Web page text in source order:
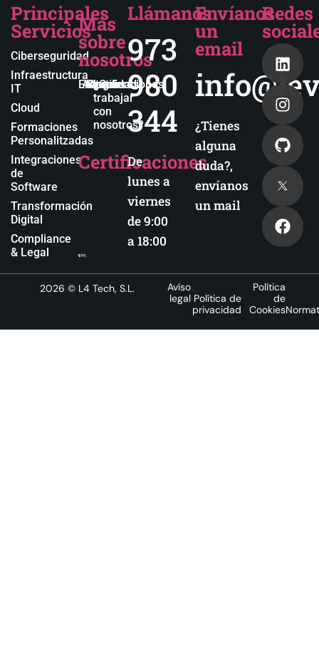
Principales
Servicios
Ciberseguridad
Infraestructura
IT
Cloud
Formaciones
Personalitzadas
Integraciones
de
Software
Transformación
Digital
Compliance
& Legal
Más
sobre
nosotros
Empresa
Actualidad
Blog
Certificaciones
¿Quieres
trabajar
con
nosotros?
Certificaciones
Llámanos
973
980
344
De
lunes a
viernes
de 9:00
a 18:00
Envíanos
un
email
¿Tienes
alguna
duda?,
envíanos
un mail
Redes
2026 © L4 Tech, S.L.
Avíso
legal Política de
privacidad
Política
de
Cookies